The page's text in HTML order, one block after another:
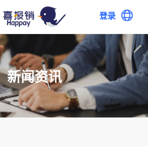
登录
新闻资讯